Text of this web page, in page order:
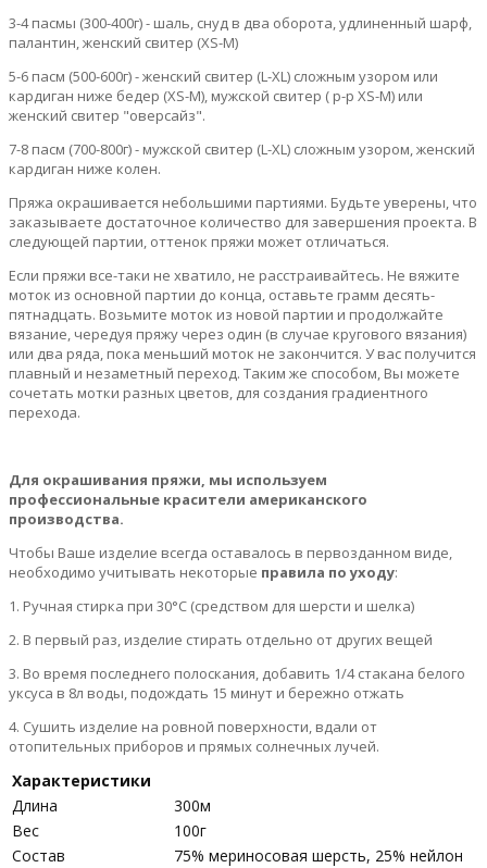
3-4 пасмы (300-400г) - шаль, снуд в два оборота, удлиненный шарф,
палантин, женский свитер (XS-M)
5-6 пасм (500-600г) - женский свитер (L-XL) сложным узором или
кардиган ниже бедер (XS-M), мужской свитер ( р-р XS-M) или
женский свитер "оверсайз".
7-8 пасм (700-800г) - мужской свитер (L-XL) сложным узором, женский
кардиган ниже колен.
Пряжа окрашивается небольшими партиями. Будьте уверены, что
заказываете достаточное количество для завершения проекта. В
следующей партии, оттенок пряжи может отличаться.
Если пряжи все-таки не хватило, не расстраивайтесь. Не вяжите
моток из основной партии до конца, оставьте грамм десять-
пятнадцать. Возьмите моток из новой партии и продолжайте
вязание, чередуя пряжу через один (в случае кругового вязания)
или два ряда, пока меньший моток не закончится. У вас получится
плавный и незаметный переход. Таким же способом, Вы можете
сочетать мотки разных цветов, для создания градиентного
перехода.
Для окрашивания пряжи, мы используем
профессиональные красители американского
производства.
Чтобы Ваше изделие всегда оставалось в первозданном виде,
необходимо учитывать некоторые правила по уходу:
1. Ручная стирка при 30°С (средством для шерсти и шелка)
2. В первый раз, изделие стирать отдельно от других вещей
3. Во время последнего полоскания, добавить 1/4 стакана белого
уксуса в 8л воды, подождать 15 минут и бережно отжать
4. Сушить изделие на ровной поверхности, вдали от
отопительных приборов и прямых солнечных лучей.
Характеристики
Длина
300м
Вес
100г
Состав
75% мериносовая шерсть, 25% нейлон